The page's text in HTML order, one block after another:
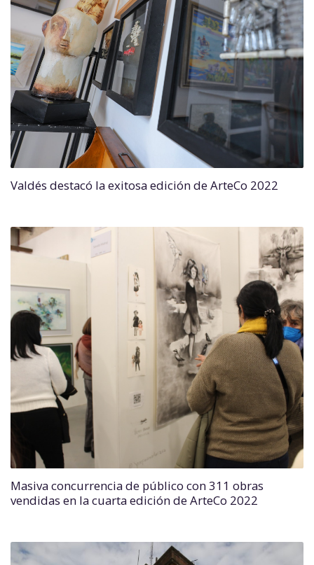
Valdés destacó la exitosa edición de ArteCo 2022
Masiva concurrencia de público con 311 obras
vendidas en la cuarta edición de ArteCo 2022